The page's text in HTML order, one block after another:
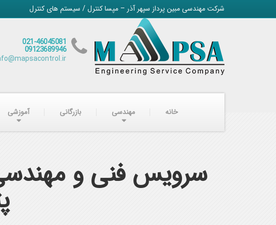
شرکت مهندسی مبین پرداز سپهر آذر – مپسا کنترل / سیستم های کنترل
021-46045081
09123689946
خانه مهندسی بازرگانی آموزشی